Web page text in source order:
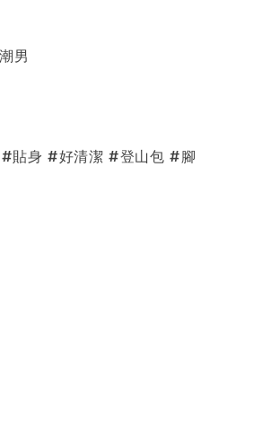
男
貼身 #好清潔 #登山包 #腳